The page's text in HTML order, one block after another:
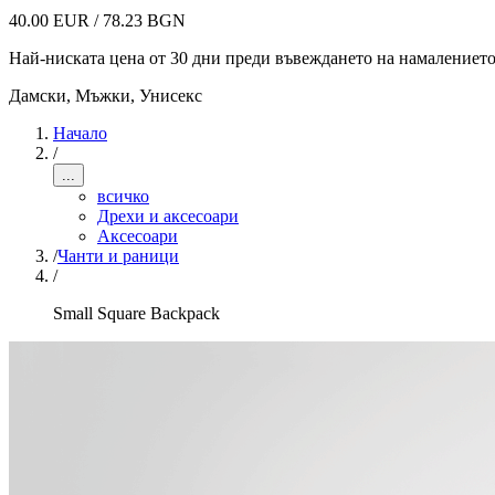
40.00 EUR / 78.23 BGN
Най-ниската цена от 30 дни преди въвеждането на намалението
Дамски, Мъжки, Унисекс
Начало
/
...
всичко
Дрехи и аксесоари
Аксесоари
/Чанти и раници
/
Small Square Backpack